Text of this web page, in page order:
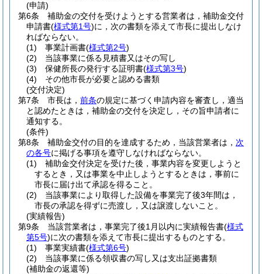
(申請)
第6条
補助金の交付を受けようとする営業者は，補助金交付
申請書(様式第1号)に，次の書類を添えて市長に提出しなけ
ればならない。
(1)
事業計画書(様式第2号)
(2)
当該事業に係る見積書又はその写し
(3)
保健所長の発行する証明書(様式第3号)
(4)
その他市長が必要と認める書類
(交付決定)
第7条
市長は， 前条の規定に基づく申請内容を審査し，適当
と認めたときは，補助金の交付を決定し，その旨申請者に
通知する。
(条件)
第8条
補助金交付の目的を達成するため，当該営業者は， 次
の各号に掲げる事項を遵守しなければならない。
(1)
補助金交付決定を受けた後，事業内容を変更しようと
するとき，又は事業を中止しようとするときは，事前に
市長に届け出て承認を得ること。
(2)
当該事業により取得した設備を事業完了後3年間は，
市長の承認を得ずに売渡し，又は譲渡しないこと。
(実績報告)
第9条
当該営業者は，事業完了後1月以内に実績報告書(様式
第5号)に次の書類を添えて市長に提出するものとする。
(1)
事業実績書(様式第6号)
(2)
当該事業に係る領収書の写し又は支出証拠書類
(補助金の返還等)